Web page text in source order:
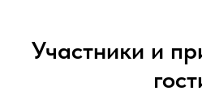
Участники и